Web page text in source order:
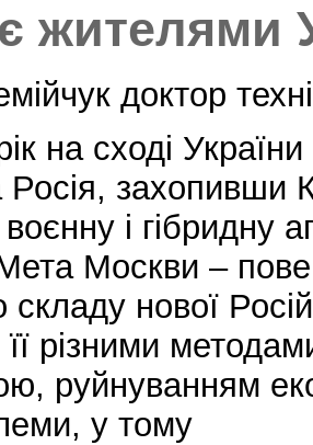
жителями
доктор
на сході
Росія, захопивши
і гібридну
Москви –
нової
різними
руйнуванням
у тому